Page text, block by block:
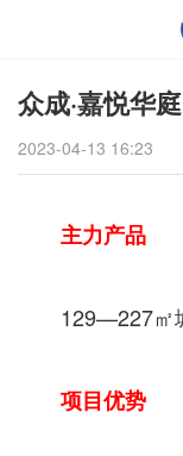
众成·嘉悦华庭
2023-04-13 16:23
主力产品
129—227㎡
项目优势